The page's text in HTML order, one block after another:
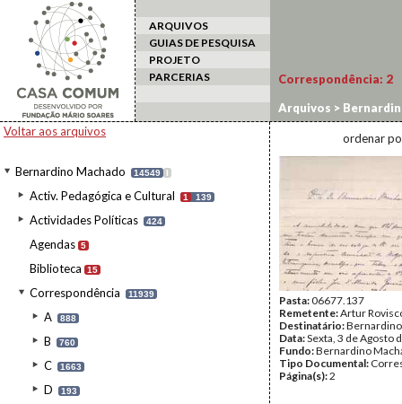
ARQUIVOS
GUIAS DE PESQUISA
PROJETO
PARCERIAS
Voltar aos arquivos
Bernardino Machado 14549 I
Activ. Pedagógica e Cultural 1 139
Actividades Políticas 424
Agendas 5
Biblioteca 15
Correspondência 11939
A 888
B 760
C 1663
D 193
Correspondência: 2
Arquivos >
ordenar
Pasta:06677.137
Remetente:Artur
Destinatário:
Data:Sexta, 3 de Agosto
Fundo:Bernardino
Tipo Documental:
Página(s):2